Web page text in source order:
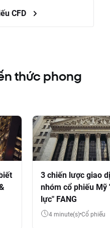
CFD
thức phong
3 chiến lược giao
nhóm cổ phiếu Mỹ
lực" FANG
4 minute(s) Cổ phiếu